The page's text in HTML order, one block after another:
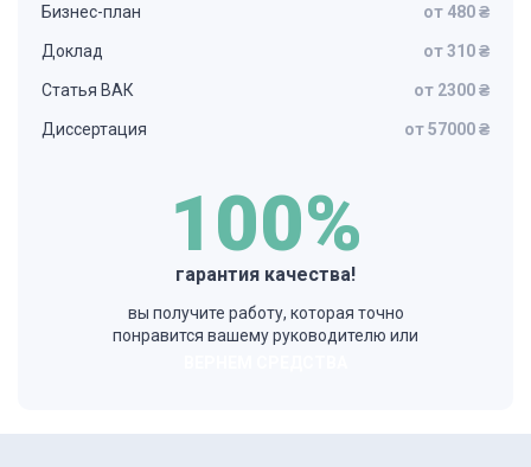
Бизнес-план от 480 ₴
Доклад от 310 ₴
Статья ВАК от 2300 ₴
Диссертация от 57000 ₴
100%
гарантия качества!
вы получите работу, которая точно
понравится вашему руководителю или